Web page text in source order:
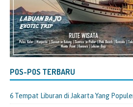
POS-POS TERBARU
6 Tempat Liburan di Jakarta Yang